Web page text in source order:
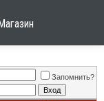
Запомнить?